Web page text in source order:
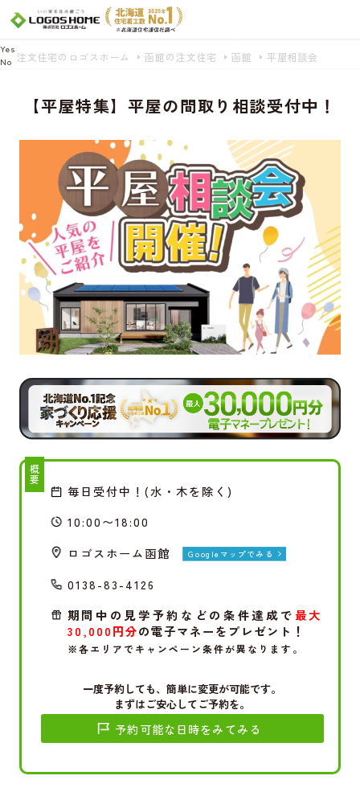
注文住宅のロゴスホーム 函館の注文住宅 函館 平屋相談会
【平屋特集】平屋の間取り相談受付中！
概要
毎日受付中！(水・木を除く)
10:00〜18:00
ロゴスホーム函館
Googleマップでみる
0138-83-4126
期間中の見学予約などの条件達成で最大
30,000円分の電子マネーをプレゼント！
※各エリアでキャンペーン条件が異なります。
一度予約しても、簡単に変更が可能です。
まずはご安心してご予約を。
予約可能な日時をみてみる
Cookie を使用して、お客様の活動を追跡してもよろしいですか? 当社ではお客様の
プライバシーを極めて重視しています。詳細について、およびご質問がある場合
は、当社のプライバシーポリシーをご覧ください。
Yes
No